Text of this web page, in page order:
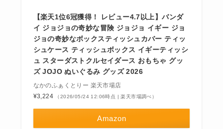
【楽天1位6冠獲得！ レビュー4.7以上】バンダ
イ ジョジョの奇妙な冒険 ジョジョ イギー ジョ
ジョの奇妙なボックスティッシュカバー ティッ
シュケース ティッシュボックス イギーティッシ
ュ スターダストクルセイダース おもちゃ グッ
ズ JOJO ぬいぐるみ グッズ 2026
なかのふぁくとりー 楽天市場店
¥3,224
（2026/05/24 12:06時点 | 楽天市場調べ）
Amazon